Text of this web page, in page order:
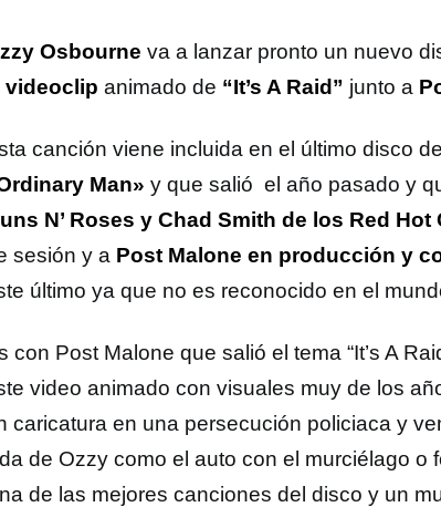
Osbourne va a lanzar pronto un nuevo
videoclip animado de “It’s A Raid” junto a
canción viene incluida en el último disco
Man» y que salió el año pasado y
N’ Roses y Chad Smith de los Red Hot
sesión y a Post Malone en producción y
último ya que no es reconocido en el
con Post Malone que salió el tema “It’s A
video animado con visuales muy de los
caricatura en una persecución policiaca y
de Ozzy como el auto con el murciélago o
de las mejores canciones del disco y un